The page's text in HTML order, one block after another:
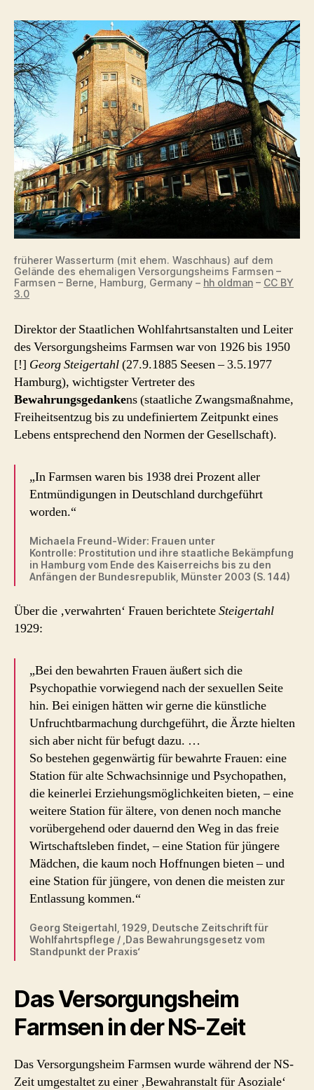
früherer Wasserturm (mit ehem. Waschhaus) auf dem
Gelände des ehemaligen Versorgungsheims Farmsen –
Farmsen – Berne, Hamburg, Germany – hh oldman – CC BY
3.0
Direktor der Staatlichen Wohlfahrtsanstalten und Leiter
des Versorgungsheims Farmsen war von 1926 bis 1950
[!] Georg Steigertahl(27.9.1885 Seesen – 3.5.1977
Hamburg), wichtigster Vertreter des
Bewahrungsgedankens (staatliche Zwangsmaßnahme,
Freiheitsentzug bis zu undefiniertem Zeitpunkt eines
Lebens entsprechend den Normen der Gesellschaft).
„In Farmsen waren bis 1938 drei Prozent aller
Entmündigungen in Deutschland durchgeführt
worden.“
Michaela Freund-Wider: Frauen unter
Kontrolle: Prostitution und ihre staatliche Bekämpfung
in Hamburg vom Ende des Kaiserreichs bis zu den
Anfängen der Bundesrepublik, Münster 2003 (S. 144)
Über die ‚verwahrten‘ Frauen berichteteSteigertahl
1929:
„Bei den bewahrten Frauen äußert sich die
Psychopathie vorwiegend nach der sexuellen Seite
hin. Bei einigen hätten wir gerne die künstliche
Unfruchtbarmachung durchgeführt, die Ärzte hielten
sich aber nicht für befugt dazu. …
So bestehen gegenwärtig für bewahrte Frauen: eine
Station für alte Schwachsinnige und Psychopathen,
die keinerlei Erziehungsmöglichkeiten bieten, – eine
weitere Station für ältere, von denen noch manche
vorübergehend oder dauernd den Weg in das freie
Wirtschaftsleben findet, – eine Station für jüngere
Mädchen, die kaum noch Hoffnungen bieten – und
eine Station für jüngere, von denen die meisten zur
Entlassung kommen.“
Georg Steigertahl, 1929, Deutsche Zeitschrift für
Wohlfahrtspflege / ‚Das Bewahrungsgesetz vom
Standpunkt der Praxis‘
Das Versorgungsheim
Farmsen in der NS-Zeit
Das Versorgungsheim Farmsen wurde während der NS-
Zeit umgestaltet zu einer ‚Bewahranstalt für Asoziale‘